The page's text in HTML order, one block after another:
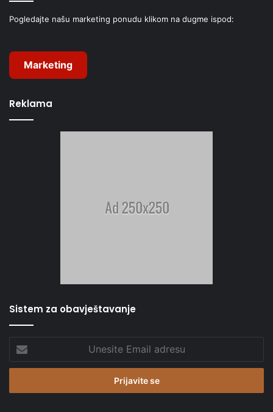
Pogledajte našu marketing ponudu klikom na dugme ispod:
Marketing
Reklama
Sistem za obavještavanje
Email
adresu